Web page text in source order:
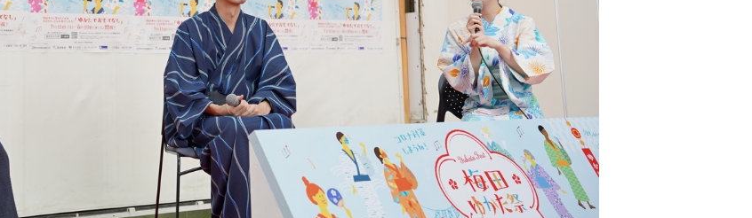
ハイパー縁側とは
ハイパー縁側@中津
ハイパー縁側@天満橋
ハイパー縁側@淀屋橋
ハイパー縁側@中山台